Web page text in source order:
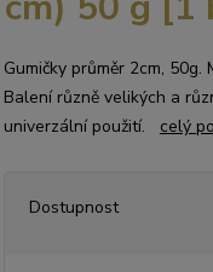
Gumičky průměr 2cm,
Balení různě velikých a
univerzální použití. celý
Dostupnost